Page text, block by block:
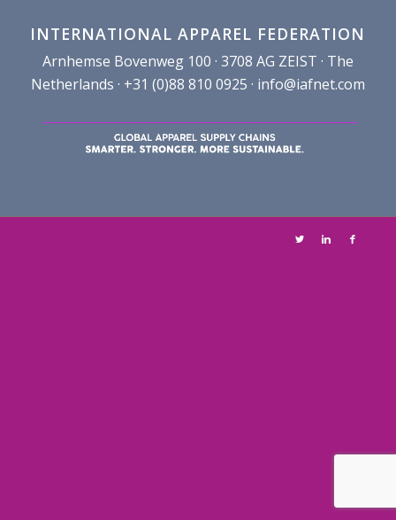
INTERNATIONAL APPAREL FEDERATION
Arnhemse Bovenweg 100 · 3708 AG ZEIST · The
Netherlands · +31 (0)88 810 0925 · info@iafnet.com